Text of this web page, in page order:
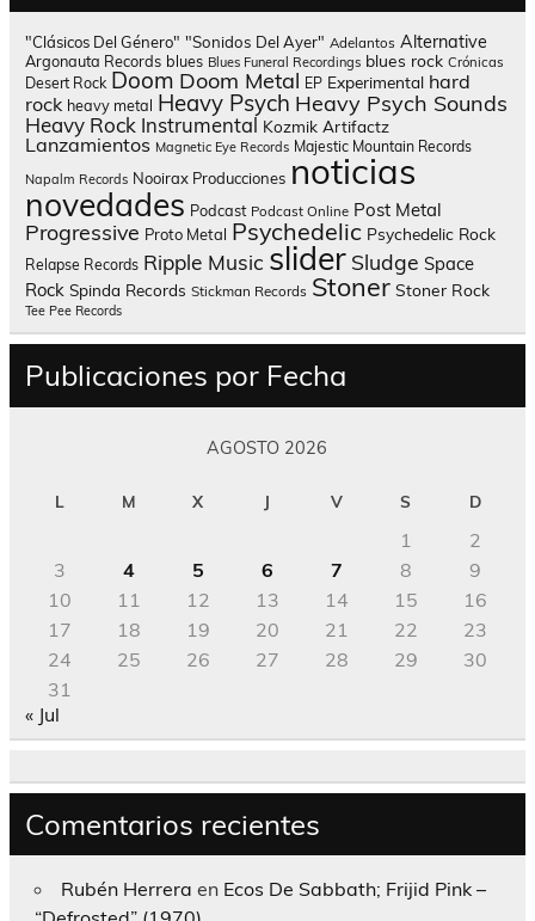
"Clásicos Del Género" "Sonidos Del Ayer" Adelantos Alternative
Argonauta Records blues Blues Funeral Recordings blues rock Crónicas
Desert Rock Doom Doom Metal EP Experimental hard
rock heavy metal Heavy Psych Heavy Psych Sounds
Heavy Rock Instrumental Kozmik Artifactz
Lanzamientos Magnetic Eye Records Majestic Mountain Records
Napalm Records Nooirax Producciones noticias
novedades Podcast Podcast Online Post Metal
Progressive Proto Metal Psychedelic Psychedelic Rock
Relapse Records Ripple Music slider Sludge Space
Rock Spinda Records Stickman Records Stoner Stoner Rock
Tee Pee Records
Publicaciones por Fecha
AGOSTO 2026
L M X J V S D
1
2
3
4 5 6 7 8
9
10
11 12 13 14 15
16
17
18 19 20 21 22
23
24
25 26 27 28 29
30
31
« Jul
Comentarios recientes
Rubén Herrera en Ecos De Sabbath; Frijid Pink –